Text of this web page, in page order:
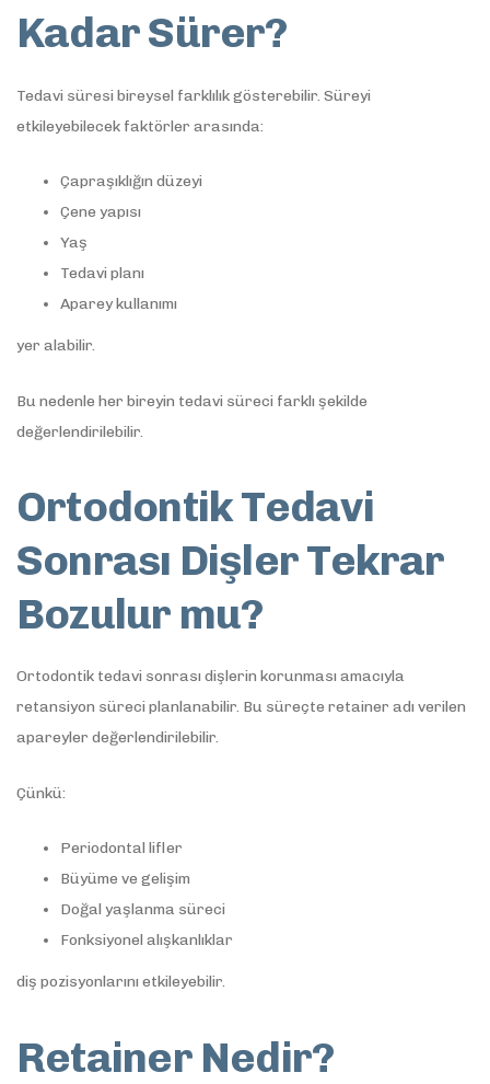
Kadar Sürer?
Tedavi süresi bireysel farklılık gösterebilir. Süreyi
etkileyebilecek faktörler arasında:
Çapraşıklığın düzeyi
Çene yapısı
Yaş
Tedavi planı
Aparey kullanımı
yer alabilir.
Bu nedenle her bireyin tedavi süreci farklı şekilde
değerlendirilebilir.
Ortodontik Tedavi
Sonrası Dişler Tekrar
Bozulur mu?
Ortodontik tedavi sonrası dişlerin korunması amacıyla
retansiyon süreci planlanabilir. Bu süreçte retainer adı verilen
apareyler değerlendirilebilir.
Çünkü:
Periodontal lifler
Büyüme ve gelişim
Doğal yaşlanma süreci
Fonksiyonel alışkanlıklar
diş pozisyonlarını etkileyebilir.
Retainer Nedir?